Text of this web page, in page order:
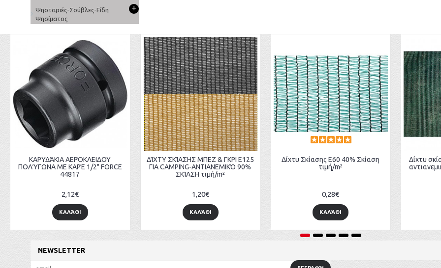
Ψησταριές-Σούβλες-Είδη
Ψησίματος
+
ΚΑΡΥΔΆΚΙΑ ΑΕΡΌΚΛΕΙΔΟΥ
ΠΟΛΎΓΩΝΑ ΜΕ ΚΑΡΈ 1/2" FORCE
44817
2,12€
ΚΑΛΆΘΙ
ΔΊΧΤΥ ΣΚΊΑΣΗΣ ΜΠΕΖ & ΓΚΡΙ E125
ΓΙΑ CAMPING-ΑΝΤΙΑΝΕΜΙΚΌ 90%
ΣΚΊΑΣΗ τιμή/m²
1,20€
ΚΑΛΆΘΙ
Δίχτυ Σκίασης Ε60 40% Σκίαση
τιμή/m²
0,28€
ΚΑΛΆΘΙ
Δίχτυ
NEWSLETTER